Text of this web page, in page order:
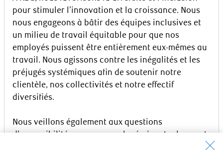
pour stimuler l’innovation et la croissance. Nous
nous engageons à bâtir des équipes inclusives et
un milieu de travail équitable pour que nos
employés puissent être entièrement eux-mêmes au
travail. Nous agissons contre les inégalités et les
préjugés systémiques afin de soutenir notre
clientèle, nos collectivités et notre effectif
diversifiés.
Nous veillons également aux questions
d’accessibilité pour nos employés éventuels ayant